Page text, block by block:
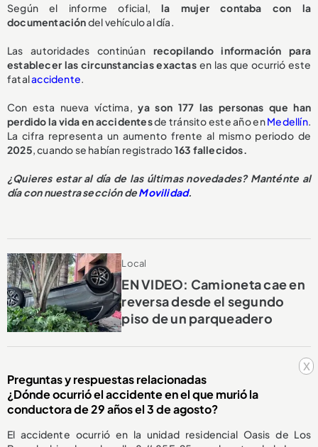
x
Según el informe oficial,la mujer contaba con la
documentacióndel vehículo al día.
Las autoridades continúan recopilando información para
establecer las circunstancias exactasen las que ocurrió este
fatalaccidente
Con esta nueva víctima,ya son 177 las personas que han
perdido la vida en accidentesde tránsito este año enMedellín.
La cifra representa un aumento frente al mismo periodo de
2025 , cuando se habían registrado163 fallecidos.
¿Quieres estar al día de las últimas novedades? Manténte al
día con nuestra sección deMovilidad.
Local
EN VIDEO: Camioneta cae en
reversa desde el segundo
piso de un parqueadero
Preguntas y respuestas relacionadas
¿Dónde ocurrió el accidente en el que murió la
conductora de 29 años el 3 de agosto?
El accidente ocurrió en la unidad residencial Oasis de Los